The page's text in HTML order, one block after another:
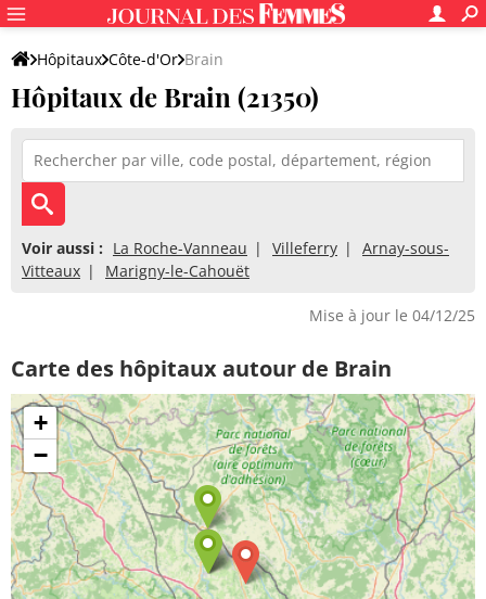
Hôpitaux Côte-d'Or Brain
Hôpitaux de Brain (21350)
Voir aussi : La Roche-Vanneau Villeferry
Arnay-sous-
Vitteaux
Marigny-le-Cahouët
Mise à jour le 04/12/25
Carte des hôpitaux autour de Brain
+
−